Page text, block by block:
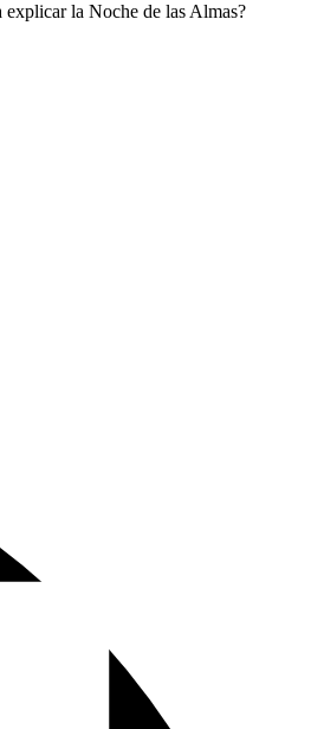
explicar la Noche de las Almas?